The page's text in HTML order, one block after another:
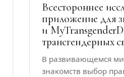
Всестороннее
приложение для
и
трансгендерных
В развивающемся
знакомств выбор